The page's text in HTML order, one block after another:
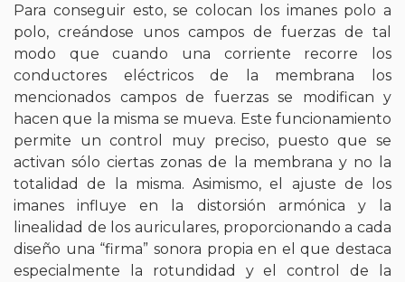
Para conseguir esto, se colocan los imanes polo a
polo, creándose unos campos de fuerzas de tal
modo que cuando una corriente recorre los
conductores eléctricos de la membrana los
mencionados campos de fuerzas se modifican y
hacen que la misma se mueva. Este funcionamiento
permite un control muy preciso, puesto que se
activan sólo ciertas zonas de la membrana y no la
totalidad de la misma. Asimismo, el ajuste de los
imanes influye en la distorsión armónica y la
linealidad de los auriculares, proporcionando a cada
diseño una “firma” sonora propia en el que destaca
especialmente la rotundidad y el control de la